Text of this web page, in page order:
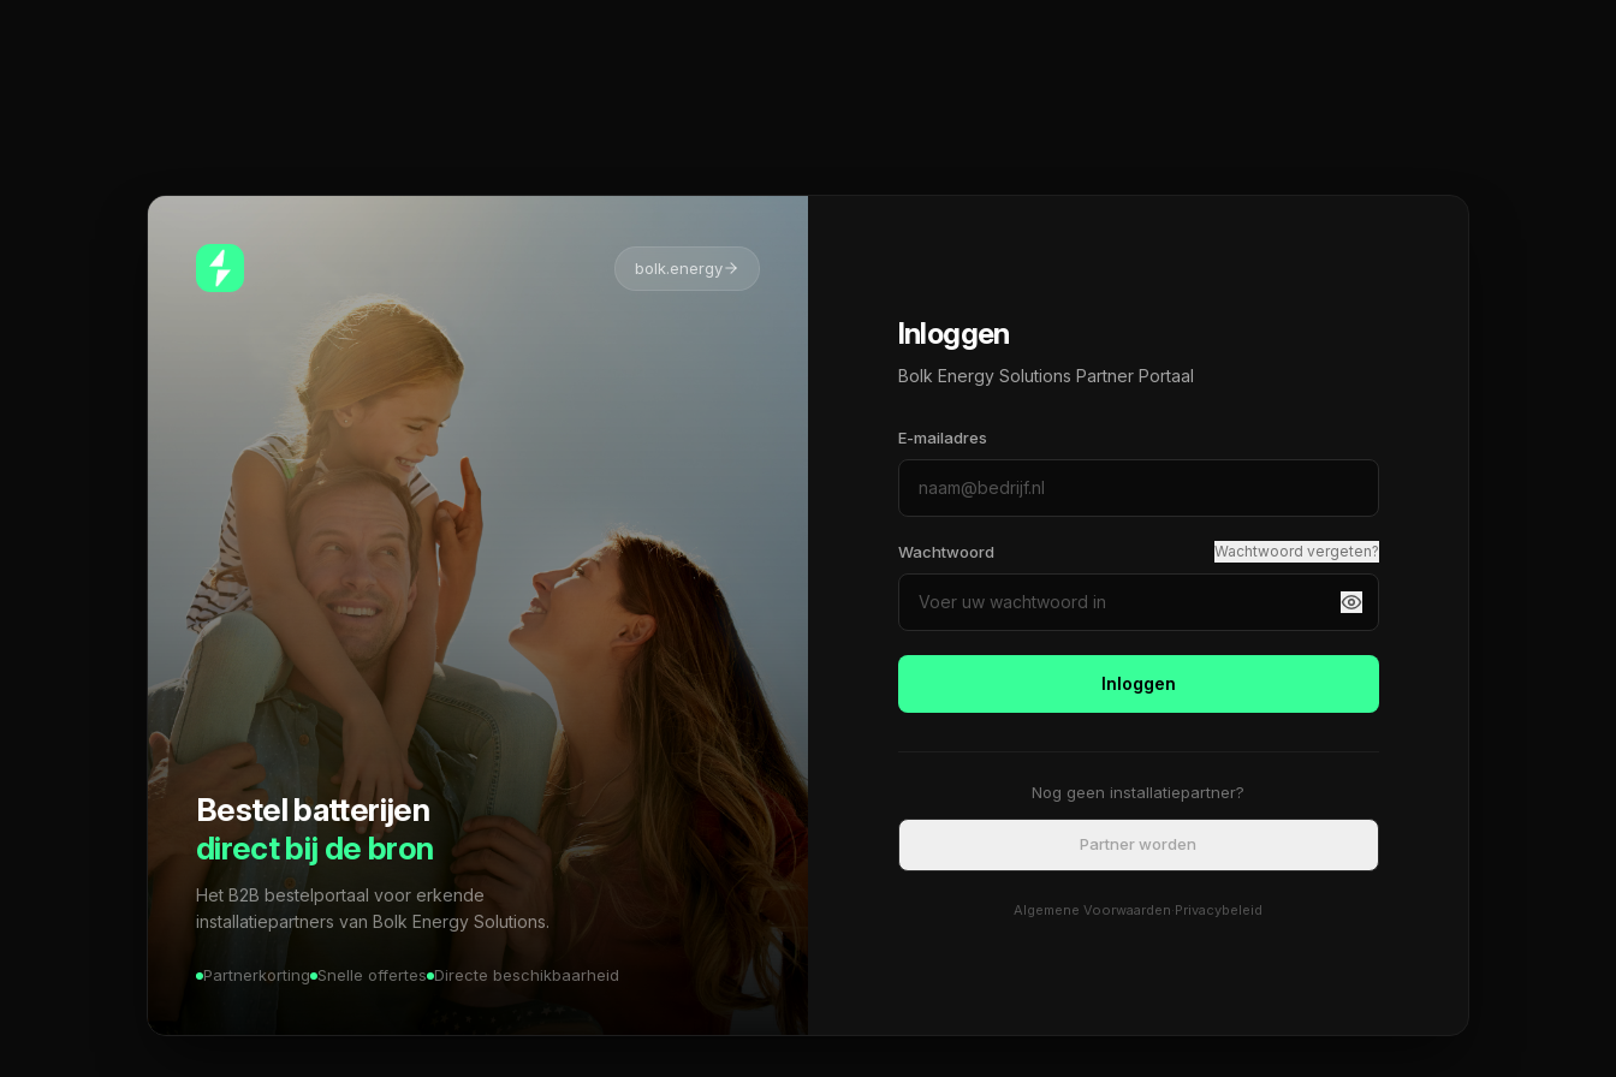
bolk.energy
Bestel batterijen
direct bij de bron
Het B2B bestelportaal voor erkende
installatiepartners van Bolk Energy Solutions.
Partnerkorting Snelle offertes Directe beschikbaarheid
Inloggen
Bolk Energy Solutions Partner Portaal
E-mailadres
Wachtwoord Wachtwoord vergeten?
Inloggen
Nog geen installatiepartner?
Partner worden
Algemene Voorwaarden·Privacybeleid